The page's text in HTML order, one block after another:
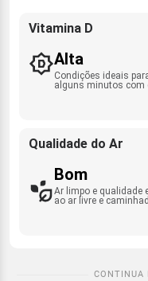
Vitamina D
Alta
Condições ideais
alguns minutos com
Qualidade do Ar
Bom
Ar limpo e qualidade
ao ar livre e